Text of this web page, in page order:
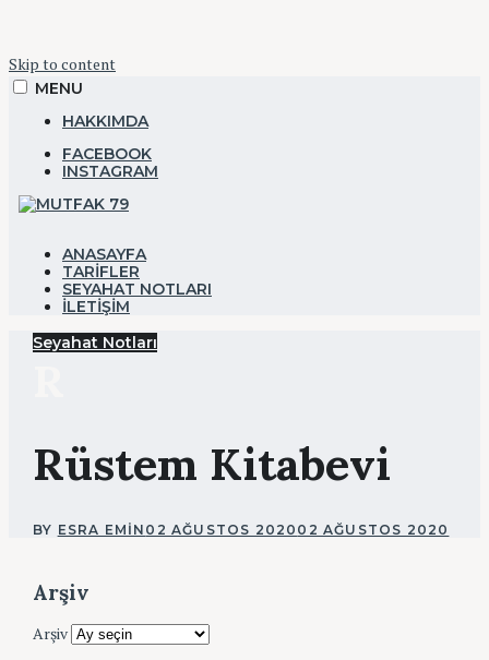
Skip to content
MENU
HAKKIMDA
FACEBOOK
INSTAGRAM
Mutfak 79
YEMEK&SEYAHAT
ANASAYFA
TARIFLER
SEYAHAT NOTLARI
İLETIŞIM
Seyahat Notları
Rüstem Kitabevi
BY ESRA EMIN 02 AĞUSTOS 2020 02 AĞUSTOS 2020
Arşiv
Arşiv